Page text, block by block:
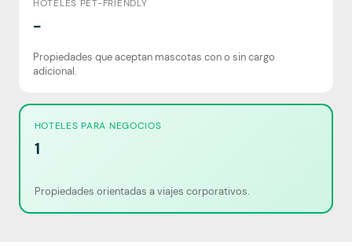
HOTELES PET-FRIENDLY
-
Propiedades que aceptan mascotas con o sin cargo
adicional.
HOTELES PARA NEGOCIOS
1
Propiedades orientadas a viajes corporativos.